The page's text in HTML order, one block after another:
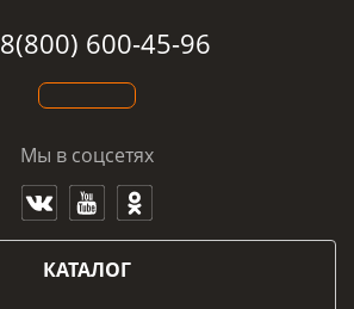
8(800) 600-45-96
Мы в соцсетях
КАТАЛОГ